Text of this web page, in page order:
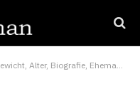
Alter, Biografie, Ehemann, Karriere